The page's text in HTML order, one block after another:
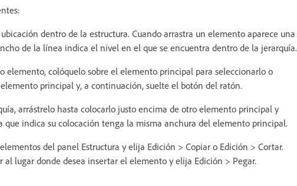
dentro de la estructura. Cuando arrastra un elemento aparece una
de la línea indica el nivel en el que se encuentra dentro de la jerarquía.
elemento, colóquelo sobre el elemento principal para seleccionarlo o
principal y, a continuación, suelte el botón del ratón.
arrástrelo hasta colocarlo justo encima de otro elemento principal y
que indica su colocación tenga la misma anchura del elemento principal.
del panel Estructura y elija Edición > Copiar o Edición > Cortar.
lugar donde desea insertar el elemento y elija Edición > Pegar.